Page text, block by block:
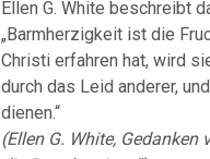
Ellen G. White beschreibt
„Barmherzigkeit ist die
Christi erfahren hat, wird
durch das Leid anderer,
dienen.“
(Ellen G. White, Gedanken